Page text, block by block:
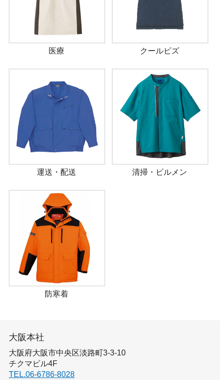
医療 クールビズ
運送・配送 清掃・ビルメン
防寒着
大阪本社
大阪府大阪市中央区淡路町3-3-10
チクマビル4F
TEL.06-6786-8028